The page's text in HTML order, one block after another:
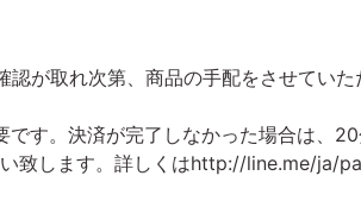
が取れ次第、商品の手配をさせていた
す。決済が完了しなかった場合は、
致します。詳しくはhttp://line.me/ja/